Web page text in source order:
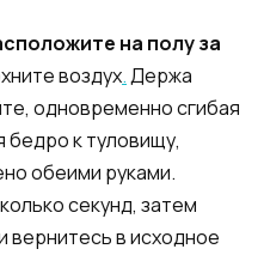
на полу за
воздух.Держа
одновременно сгибая
бедро к туловищу,
обеими руками.
секунд, затем
вернитесь в исходное